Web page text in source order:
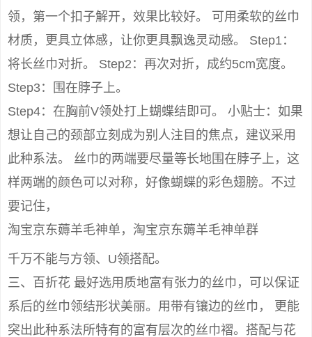
领，第一个扣子解开，效果比较好。 可用柔软的丝巾
材质，更具立体感，让你更具飘逸灵动感。 Step1：
将长丝巾对折。 Step2：再次对折，成约5cm宽度。
Step3：围在脖子上。
Step4：在胸前V领处打上蝴蝶结即可。 小贴士：如果
想让自己的颈部立刻成为别人注目的焦点，建议采用
此种系法。 丝巾的两端要尽量等长地围在脖子上，这
样两端的颜色可以对称，好像蝴蝶的彩色翅膀。不过
要记住，
淘宝京东薅羊毛神单，淘宝京东薅羊毛神单群
千万不能与方领、U领搭配。
三、百折花 最好选用质地富有张力的丝巾，可以保证
系后的丝巾领结形状美丽。用带有镶边的丝巾， 更能
突出此种系法所特有的富有层次的丝巾褶。搭配与花